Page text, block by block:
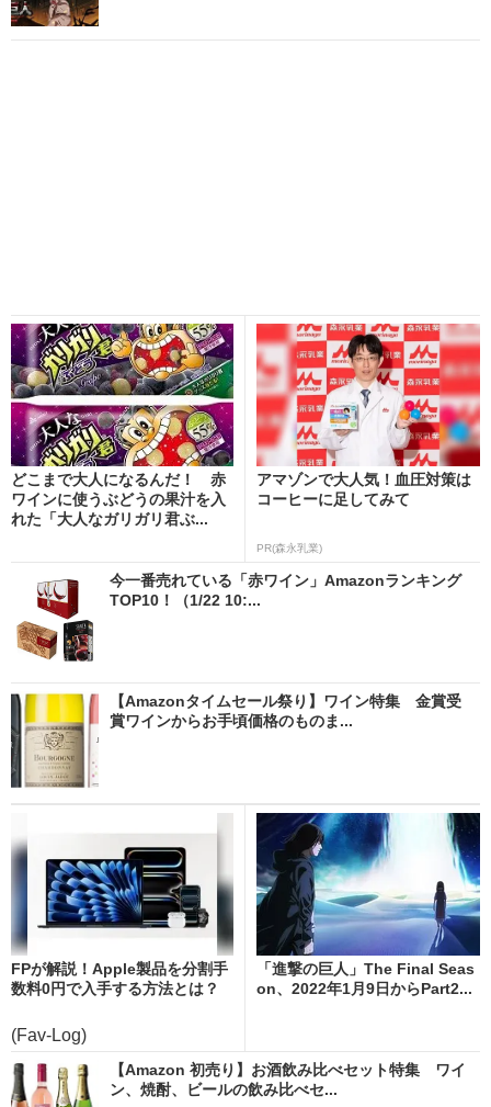
どこまで大人になるんだ！ 赤
ワインに使うぶどうの果汁を入
れた「大人なガリガリ君ぶ...
アマゾンで大人気！血圧対策は
コーヒーに足してみて
PR(森永乳業)
今一番売れている「赤ワイン」Amazonランキング
TOP10！（1/22 10:...
【Amazonタイムセール祭り】ワイン特集 金賞受
賞ワインからお手頃価格のものま...
FPが解説！Apple製品を分割手
数料0円で入手する方法とは？
(Fav-Log)
「進撃の巨人」The Final Seas
on、2022年1月9日からPart2...
【Amazon 初売り】お酒飲み比べセット特集 ワイ
ン、焼酎、ビールの飲み比べセ...